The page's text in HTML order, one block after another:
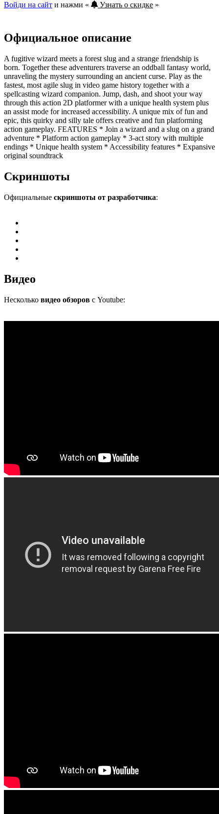
Войди на сайт и нажми « Узнать о скидке »
Официальное описание
A fugitive wizard meets a forest slug and a strange friendship is
born. Together these adventurers traverse an oddball fantasy world,
unraveling the mystery surrounding an ancient curse. Play as the
fastest, most agile slug in video game history together with a
spellcasting wizard companion. Jump, dash, and shoot your way
through this action 2D platformer with a unique health system plus
an assist mode for increased accessibility. A unique mix of fun and
epic, this quirky and silly tale offers creative and fun platforming
action gameplay. FEATURES * Join a wizard and a slug on a grand
adventure * Platform action gameplay * 3-act story with multiple
endings * Unique health system * Accessibility features * Expansive
original soundtrack
Скриншоты
Официальные скриншоты от разработчика:
Видео
Несколько видео обзоров с Youtube: